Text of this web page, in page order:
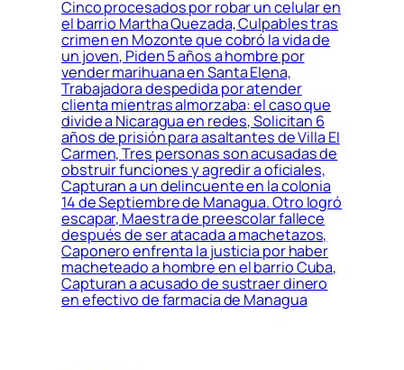
Cinco procesados por robar un celular en
el barrio Martha Quezada, Culpables tras
crimen en Mozonte que cobró la vida de
un joven, Piden 5 años a hombre por
vender marihuana en Santa Elena,
Trabajadora despedida por atender
clienta mientras almorzaba: el caso que
divide a Nicaragua en redes, Solicitan 6
años de prisión para asaltantes de Villa El
Carmen, Tres personas son acusadas de
obstruir funciones y agredir a oficiales,
Capturan a un delincuente en la colonia
14 de Septiembre de Managua. Otro logró
escapar, Maestra de preescolar fallece
después de ser atacada a machetazos,
Caponero enfrenta la justicia por haber
macheteado a hombre en el barrio Cuba,
Capturan a acusado de sustraer dinero
en efectivo de farmacia de Managua